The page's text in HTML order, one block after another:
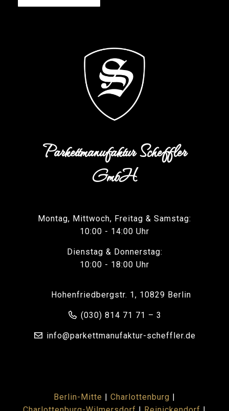
Parkettmanufaktur Scheffler
GmbH
Montag, Mittwoch, Freitag & Samstag:
10:00 - 14:00 Uhr
Dienstag & Donnerstag:
10:00 - 18:00 Uhr
Hohenfriedbergstr. 1, 10829 Berlin
(030) 814 71 71 – 3
info@parkettmanufaktur-scheffler.de
Berlin-Mitte Charlottenburg